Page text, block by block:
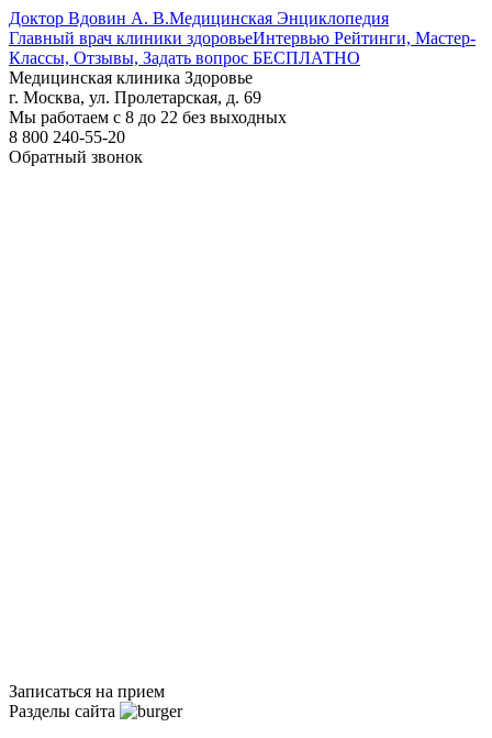
Доктор Вдовин А. В.Медицинская Энциклопедия
Главный врач клиники здоровьеИнтервью Рейтинги, Мастер-
Классы, Отзывы, Задать вопрос БЕСПЛАТНО
Медицинская клиника Здоровье
г. Москва, ул. Пролетарская, д. 69
Мы работаем с 8 до 22 без выходных
8 800 240-55-20
Обратный звонок
Записаться на прием
Разделы сайта